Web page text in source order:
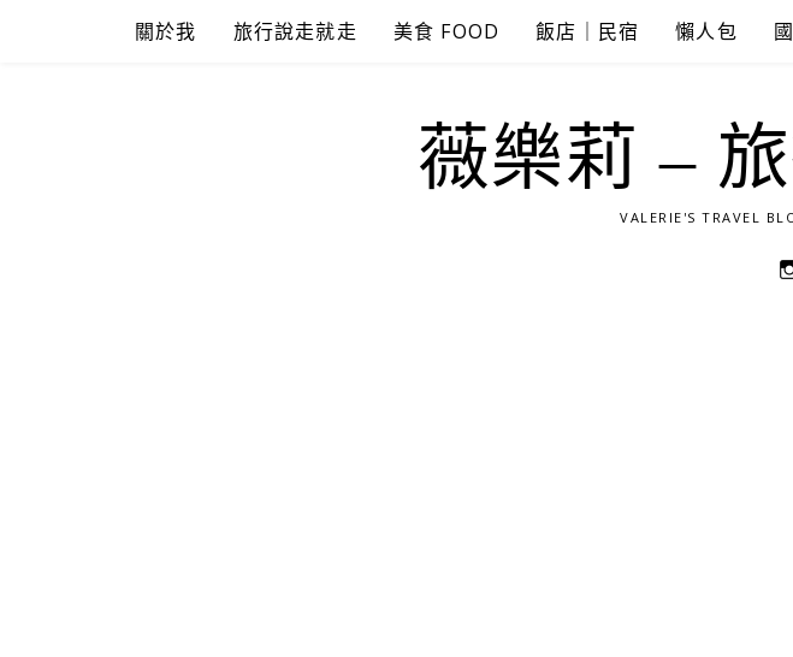
關於我 旅行說走就走 美食 FOOD 飯店｜民宿 懶人包
薇樂莉 –
VALERIE'S TRAVEL